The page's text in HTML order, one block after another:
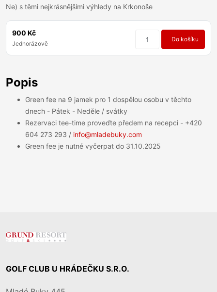
Ne) s těmi nejkrásnějšími výhledy na Krkonoše
900 Kč
Jednorázově
Do košíku
Popis
Green fee na 9 jamek pro 1 dospělou osobu v těchto
dnech - Pátek - Neděle / svátky
Rezervaci tee-time proveďte předem na recepci - +420
604 273 293 / info@mladebuky.com
Green fee je nutné vyčerpat do 31.10.2025
GOLF CLUB U HRÁDEČKU S.R.O.